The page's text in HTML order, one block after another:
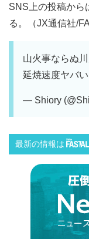
SNS上の投稿から
る。（JX通信社/
山火事ならぬ
延焼速度ヤバ
— Shiory
最新の情報は